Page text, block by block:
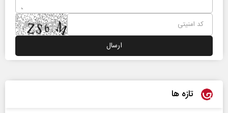
تازه ها